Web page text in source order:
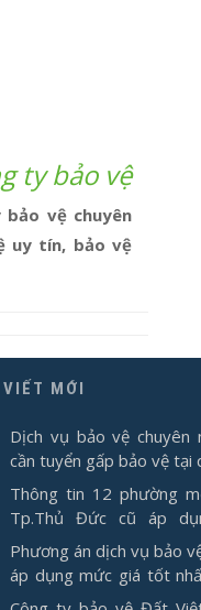
ty bảo vệ
vệ chuyên
uy tín, bảo vệ
MỚI
Dịch vụ bảo vệ chuyên
cần tuyển gấp bảo vệ tại
Thông tin 12 phường
Tp.Thủ Đức cũ áp
1/7/2025
Phương án dịch vụ bảo
áp dụng mức giá tốt
2026